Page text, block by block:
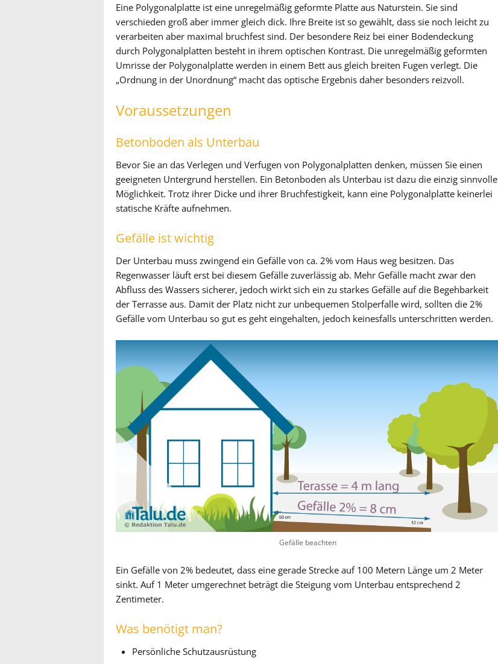
Eine Polygonalplatte ist eine unregelmäßig geformte Platte aus Naturstein. Sie sind
verschieden groß aber immer gleich dick. Ihre Breite ist so gewählt, dass sie noch leicht zu
verarbeiten aber maximal bruchfest sind. Der besondere Reiz bei einer Bodendeckung
durch Polygonalplatten besteht in ihrem optischen Kontrast. Die unregelmäßig geformten
Umrisse der Polygonalplatte werden in einem Bett aus gleich breiten Fugen verlegt. Die
„Ordnung in der Unordnung“ macht das optische Ergebnis daher besonders reizvoll.
Voraussetzungen
Betonboden als Unterbau
Bevor Sie an das Verlegen und Verfugen von Polygonalplatten denken, müssen Sie einen
geeigneten Untergrund herstellen. Ein Betonboden als Unterbau ist dazu die einzig sinnvolle
Möglichkeit. Trotz ihrer Dicke und ihrer Bruchfestigkeit, kann eine Polygonalplatte keinerlei
statische Kräfte aufnehmen.
Gefälle ist wichtig
Der Unterbau muss zwingend ein Gefälle von ca. 2% vom Haus weg besitzen. Das
Regenwasser läuft erst bei diesem Gefälle zuverlässig ab. Mehr Gefälle macht zwar den
Abfluss des Wassers sicherer, jedoch wirkt sich ein zu starkes Gefälle auf die Begehbarkeit
der Terrasse aus. Damit der Platz nicht zur unbequemen Stolperfalle wird, sollten die 2%
Gefälle vom Unterbau so gut es geht eingehalten, jedoch keinesfalls unterschritten werden.
Gefälle beachten
Ein Gefälle von 2% bedeutet, dass eine gerade Strecke auf 100 Metern Länge um 2 Meter
sinkt. Auf 1 Meter umgerechnet beträgt die Steigung vom Unterbau entsprechend 2
Zentimeter.
Was benötigt man?
Persönliche Schutzausrüstung